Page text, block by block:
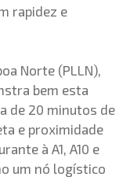
rapidez e
Norte (PLLN),
bem esta
de 20 minutos de
e proximidade
à A1, A10 e
um nó logístico